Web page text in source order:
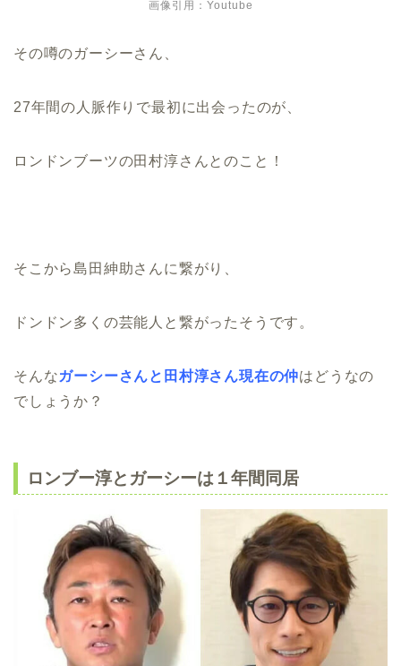
画像引用：Youtube
その噂のガーシーさん、
27年間の人脈作りで最初に出会ったのが、
ロンドンブーツの田村淳さんとのこと！
そこから島田紳助さんに繋がり、
ドンドン多くの芸能人と繋がったそうです。
そんなガーシーさんと田村淳さん現在の仲はどうなの
でしょうか？
ロンブー淳とガーシーは１年間同居